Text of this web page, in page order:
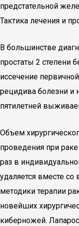
предстательной
Тактика лечения и
В большинстве
простаты 2 степени
иссечение
рецидива болезни и
пятилетней
Объем
проведения при
раз в
удаляется вместе
методики терапии
новейших
киберножей.